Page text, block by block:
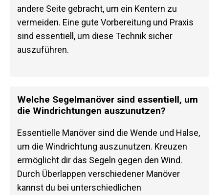
andere Seite gebracht, um ein Kentern zu
vermeiden. Eine gute Vorbereitung und Praxis
sind essentiell, um diese Technik sicher
auszuführen.
Welche Segelmanöver sind essentiell, um
die Windrichtungen auszunutzen?
Essentielle Manöver sind die Wende und Halse,
um die Windrichtung auszunutzen. Kreuzen
ermöglicht dir das Segeln gegen den Wind.
Durch Überlappen verschiedener Manöver
kannst du bei unterschiedlichen